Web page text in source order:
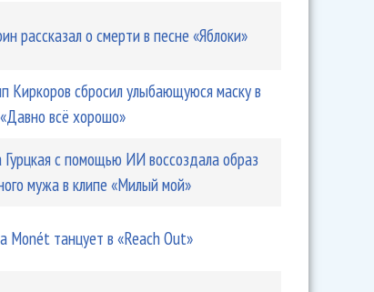
рассказал о смерти в песне «Яблоки»
Киркоров сбросил улыбающуюся маску в
всё хорошо»
с помощью ИИ воссоздала образ
мужа в клипе «Милый мой»
Monét танцует в «Reach Out»